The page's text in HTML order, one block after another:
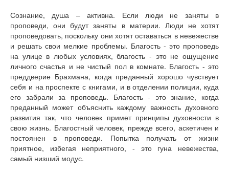
Сознание, душа – активна. Если люди не заняты в
проповеди, они будут заняты в материи. Люди не хотят
проповедовать, поскольку они хотят оставаться в невежестве
и решать свои мелкие проблемы. Благость - это проповедь
на улице в любых условиях, благость - это не ощущение
личного счастья и не чистый пол в комнате. Благость - это
преддверие Брахмана, когда преданный хорошо чувствует
себя и на проспекте с книгами, и в отделении полиции, куда
его забрали за проповедь. Благость - это знание, когда
преданный может объяснить каждому важность духовного
развития так, что человек примет принципы духовности в
свою жизнь. Благостный человек, прежде всего, аскетичен и
постоянен в проповеди. Попытка получать от жизни
приятное, избегая неприятного, - это гуна невежества,
самый низший модус.